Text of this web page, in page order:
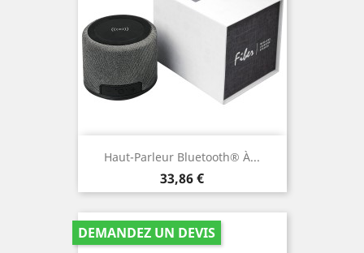
Haut-Parleur Bluetooth® À...
Prix
33,86 €
DEMANDEZ UN DEVIS